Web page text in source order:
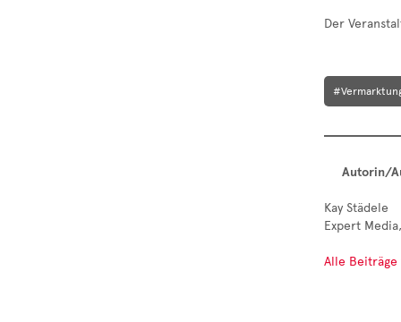
Der
Autorin/
Kay Städele
Expert
Alle Beiträge